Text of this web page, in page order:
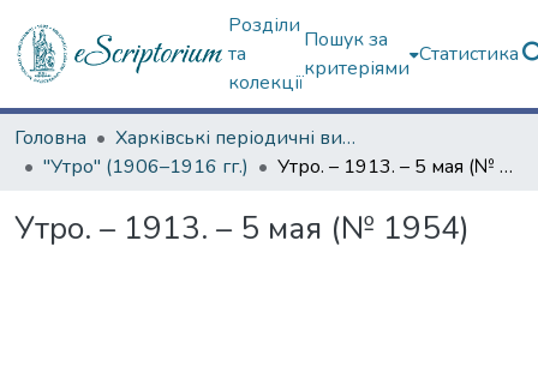
Розділи
та
колекції
Пошук за
критеріями
Статистика
Головна
Харківські періодичні видання
"Утро" (1906–1916 гг.)
Утро. – 1913. – 5 мая (№ 1954)
Утро. – 1913. – 5 мая (№ 1954)